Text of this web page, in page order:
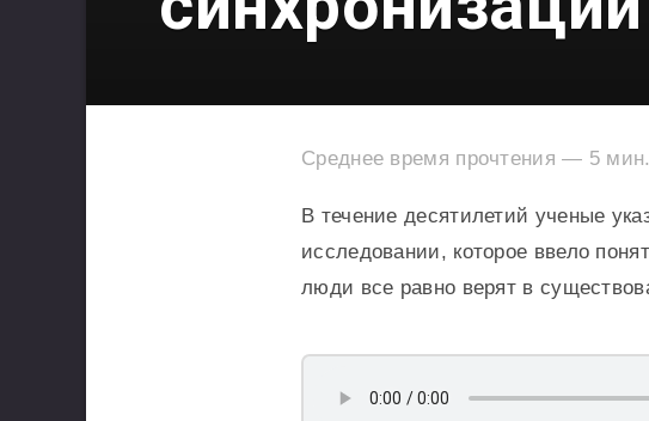
Среднее время прочтения — 5 мин.
В течение десятилетий ученые
исследовании, которое ввело
люди все равно верят в